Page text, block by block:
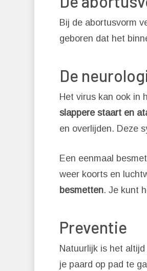
Bij de abortusvorm
geboren dat het
De
Het virus kan ook in
slappere staart en
en overlijden. Deze
Een eenmaal
weer koorts en
besmetten. Je kunt
Preventie
Natuurlijk is het
je paard op pad te